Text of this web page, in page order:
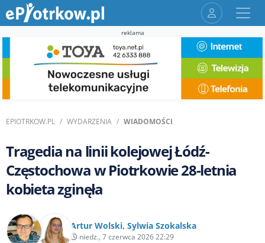
reklama
EPIOTRKOW.PL WYDARZENIA WIADOMOŚCI
Tragedia na linii kolejowej Łódź-
Częstochowa w Piotrkowie 28-letnia
kobieta zginęła
Artur Wolski, Sylwia Szokalska
niedz., 7 czerwca 2026 22:29